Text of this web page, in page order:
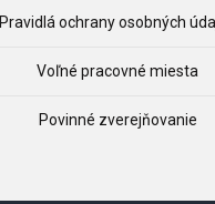
Pravidlá ochrany osobných
Voľné pracovné miesta
Povinné zverejňovanie